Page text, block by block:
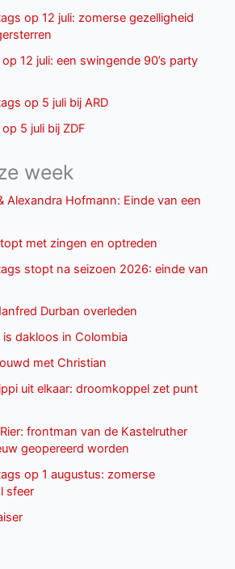
op 12 juli: zomerse gezelligheid
12 juli: een swingende 90’s party
op 5 juli bij ARD
5 juli bij ZDF
week
Alexandra Hofmann: Einde van een
met zingen en optreden
stopt na seizoen 2026: einde van
Durban overleden
dakloos in Colombia
met Christian
uit elkaar: droomkoppel zet punt
frontman van de Kastelruther
geopereerd worden
op 1 augustus: zomerse
sfeer